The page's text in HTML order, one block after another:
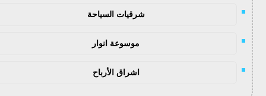
شرقيات السياحة
موسوعة انوار
اشراق الأرباح